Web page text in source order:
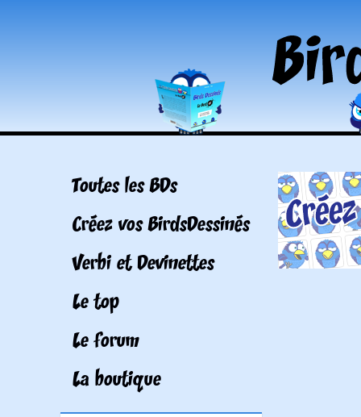
Toutes les BDs
Créez vos BirdsDessinés
Verbi et Devinettes
Le top
Le forum
La boutique